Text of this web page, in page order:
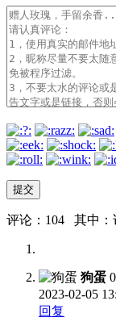
评论：104 其中
狗蛋 0
2023-02-05
回复